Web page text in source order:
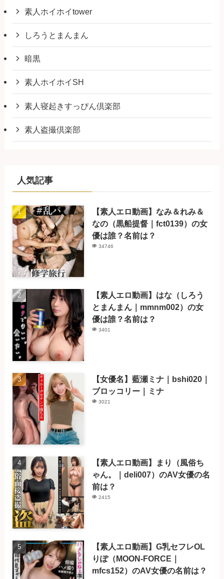
素人ホイホイtower
しろうとまんまん
暗黒
素人ホイホイSH
素人寝起きすっぴん倶楽部
素人盗撮倶楽部
人気記事
【素人エロ動画】なみ＆れみ＆
なの（黒船提督｜fct0139）の女
優は誰？名前は？
34746
【素人エロ動画】はな（しろう
とまんまん｜mmnm002）の女
優は誰？名前は？
3401
【女優名】藍瀬ミナ｜bshi020｜
ブロッコリー｜ミナ
3021
【素人エロ動画】まり（風俗ち
ゃん。｜deli007）のAV女優の名
前は？
2415
【素人エロ動画】G乳セフレOL
りぽ（MOON-FORCE｜
mfcs152）のAV女優の名前は？